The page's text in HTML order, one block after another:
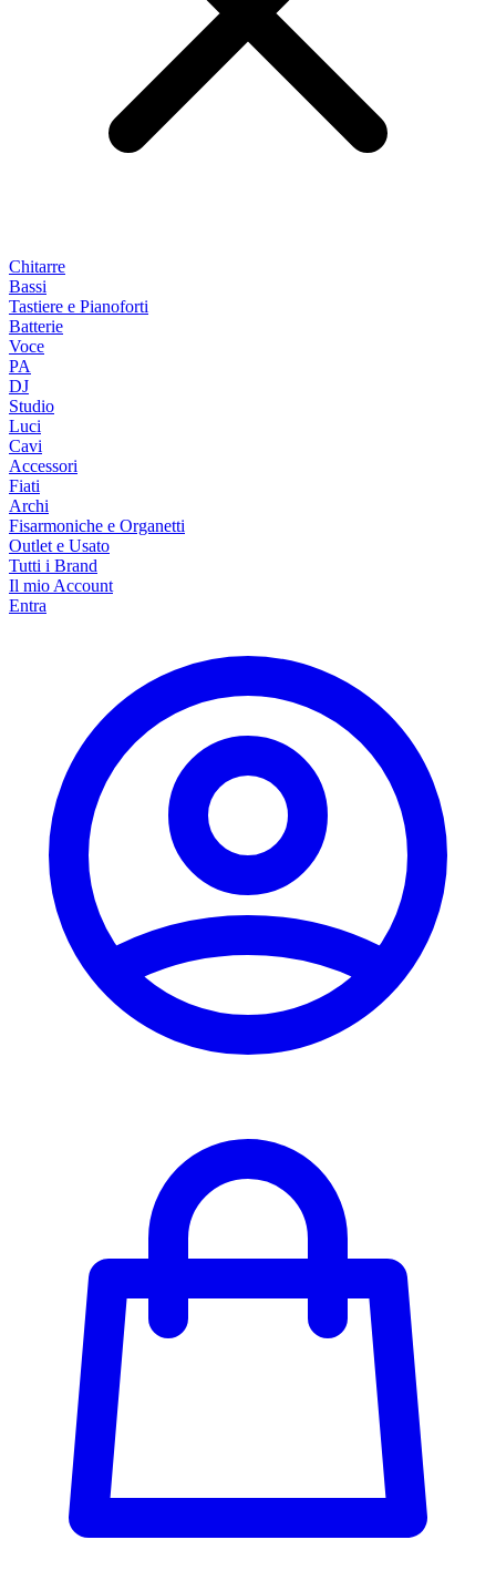
Chitarre
Bassi
Tastiere e Pianoforti
Batterie
Voce
PA
DJ
Studio
Luci
Cavi
Accessori
Fiati
Archi
Fisarmoniche e Organetti
Outlet e Usato
Tutti i Brand
Il mio Account
Entra